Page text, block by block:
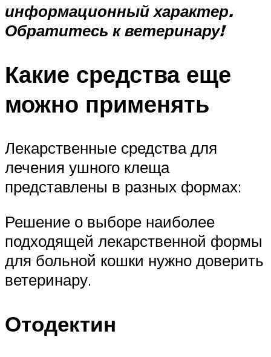
информационный характер.
Обратитесь к ветеринару!
Какие средства еще
можно применять
Лекарственные средства для
лечения ушного клеща
представлены в разных формах:
Решение о выборе наиболее
подходящей лекарственной формы
для больной кошки нужно доверить
ветеринару.
Отодектин